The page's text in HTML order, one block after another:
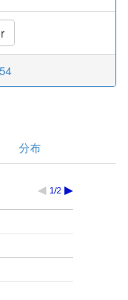
分布
1/2